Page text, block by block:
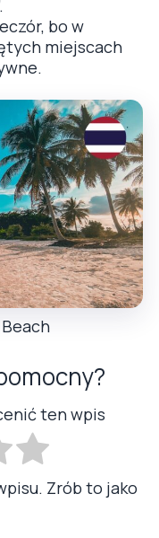
bo w
miejscach
ten wpis
Zrób to jako